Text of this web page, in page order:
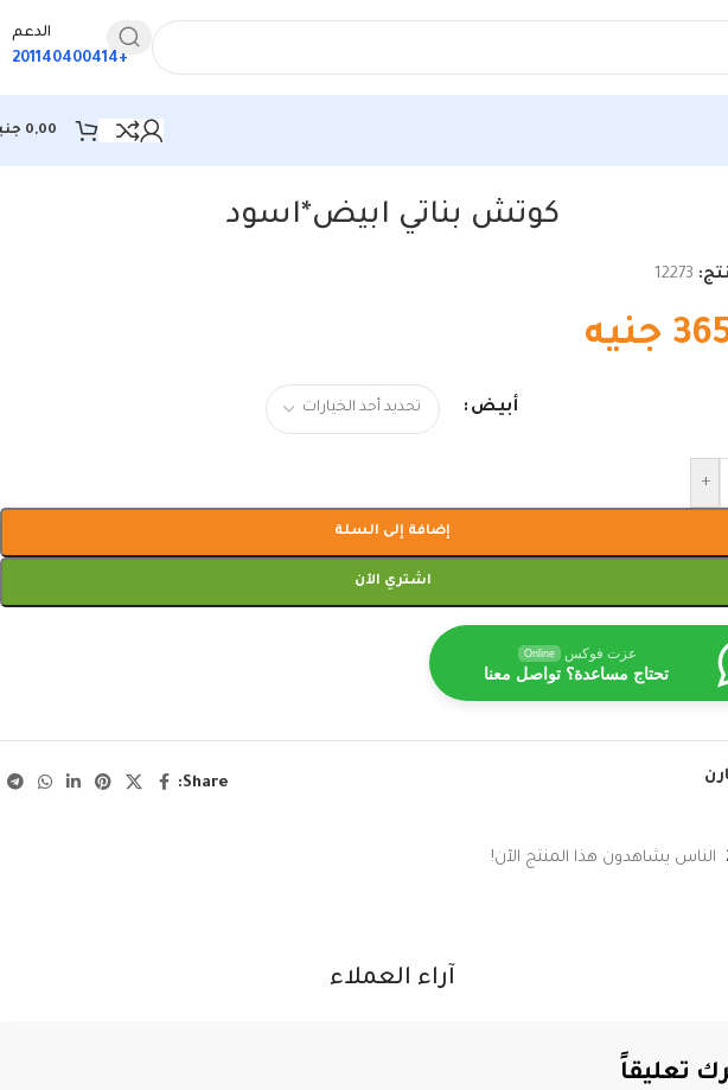
الدعم
+201140400414
0,00
كوتش بناتي ابيض*اسود
12273
جنيه
أبيض
+
إضافة إلى السلة
اشتري الآن
عزت فوكس Online
تحتاج مساعدة؟ تواصل معنا
Share:
الناس يشاهدون هذا المنتج الآن!
آراء العملاء
تعليقاً